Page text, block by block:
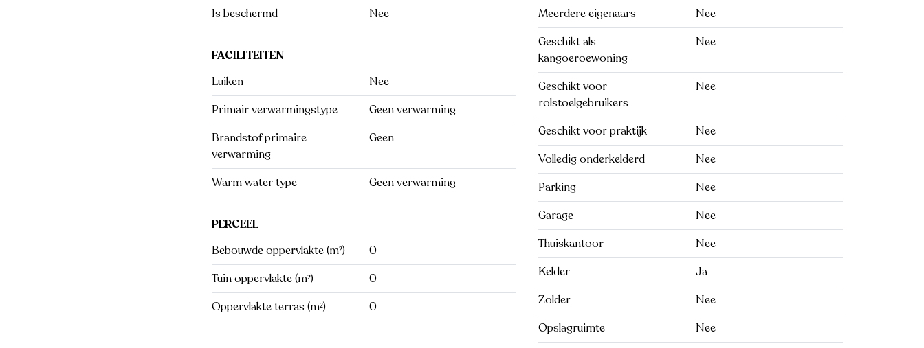
Is beschermd
Nee
FACILITEITEN
Luiken
Nee
Primair verwarmingstype
Geen verwarming
Brandstof primaire
verwarming
Geen
Warm water type Geen verwarming
PERCEEL
Bebouwde oppervlakte (m²)
0
Tuin oppervlakte (m²)
0
Oppervlakte terras (m²)
0
Meerdere eigenaars
Nee
Geschikt als
kangoeroewoning
Nee
Geschikt voor
rolstoelgebruikers
Nee
Geschikt voor praktijk
Nee
Volledig onderkelderd
Nee
Parking
Nee
Garage
Nee
Thuiskantoor
Nee
Kelder
Ja
Zolder
Nee
Opslagruimte
Nee